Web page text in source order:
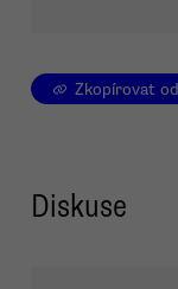
Zkopírovat
Diskuse